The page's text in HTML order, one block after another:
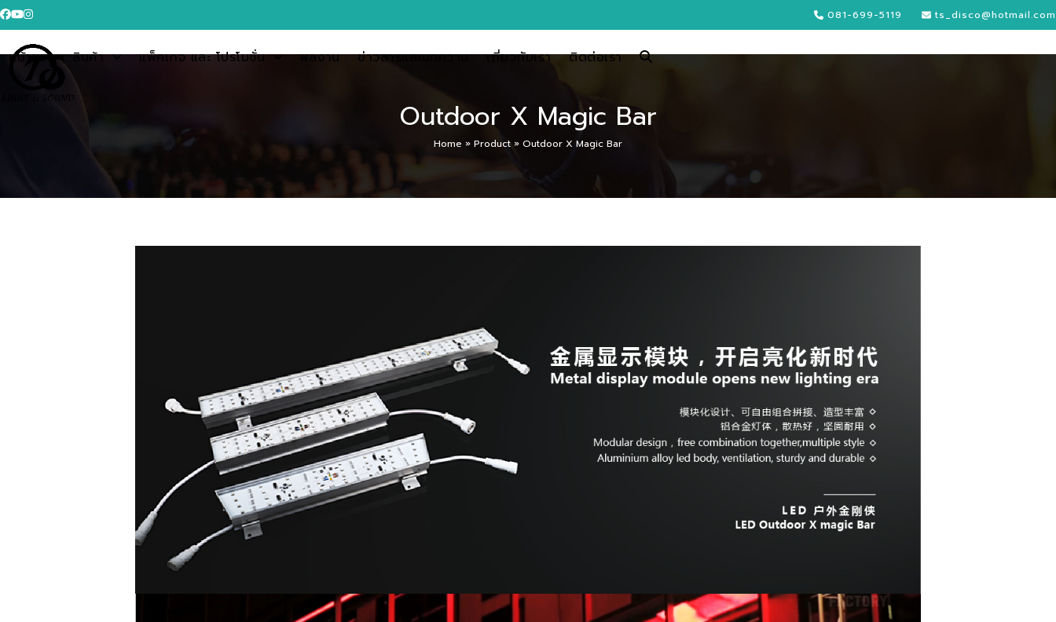
Skip
to
content
Facebook
YouTube
Instagram 081-699-5119 ts_disco@hotmail.com
หน้าแรก สินค้า แพ็คเกจ และ โปรโมชั่น ผลงาน ข่าวสารและบทความ เกี่ยวกับเรา ติดต่อเรา
Outdoor X Magic Bar
Home » Product » Outdoor X Magic Bar